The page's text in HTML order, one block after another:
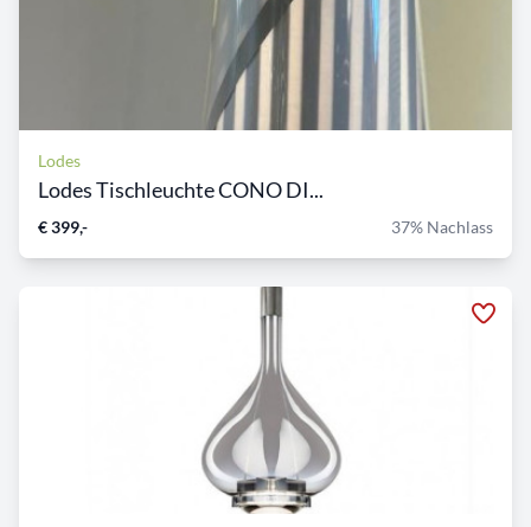
Lodes
Lodes Tischleuchte CONO DI...
€ 399,- 37% Nachlass